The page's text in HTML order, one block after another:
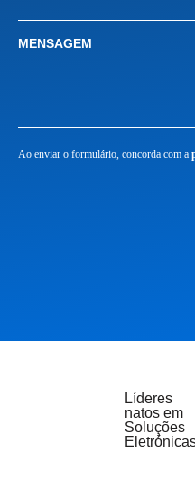
MENSAGEM
Ao enviar o formulário, concorda com a
Líderes
natos em
Soluções